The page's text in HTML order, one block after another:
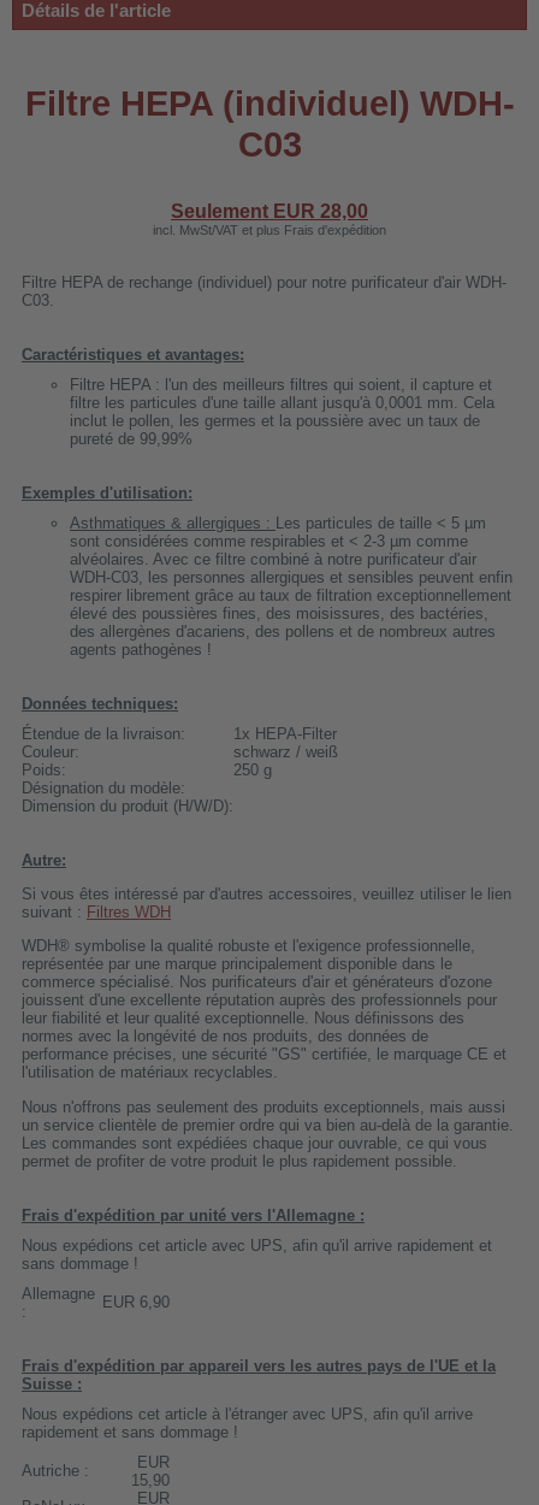
660b
C03
AF500B
Détails de l'article
Filtre HEPA (individuel) WDH-
C03
Seulement EUR 28,00
incl. MwSt/VAT et plus Frais d'expédition
Filtre HEPA de rechange (individuel) pour notre purificateur d'air WDH-
C03.
Caractéristiques et avantages:
Filtre HEPA : l'un des meilleurs filtres qui soient, il capture et
filtre les particules d'une taille allant jusqu'à 0,0001 mm. Cela
inclut le pollen, les germes et la poussière avec un taux de
pureté de 99,99%
Exemples d'utilisation:
Asthmatiques & allergiques : Les particules de taille < 5 µm
sont considérées comme respirables et < 2-3 µm comme
alvéolaires. Avec ce filtre combiné à notre purificateur d'air
WDH-C03, les personnes allergiques et sensibles peuvent enfin
respirer librement grâce au taux de filtration exceptionnellement
élevé des poussières fines, des moisissures, des bactéries,
des allergènes d'acariens, des pollens et de nombreux autres
agents pathogènes !
Données techniques:
Étendue de la livraison:
1x HEPA-Filter
Couleur:
schwarz / weiß
Poids:
250 g
Désignation du modèle:
Dimension du produit (H/W/D):
Autre:
Si vous êtes intéressé par d'autres accessoires, veuillez utiliser le lien
suivant : Filtres WDH
WDH® symbolise la qualité robuste et l'exigence professionnelle,
représentée par une marque principalement disponible dans le
commerce spécialisé. Nos purificateurs d'air et générateurs d'ozone
jouissent d'une excellente réputation auprès des professionnels pour
leur fiabilité et leur qualité exceptionnelle. Nous définissons des
normes avec la longévité de nos produits, des données de
performance précises, une sécurité "GS" certifiée, le marquage CE et
l'utilisation de matériaux recyclables.
Nous n'offrons pas seulement des produits exceptionnels, mais aussi
un service clientèle de premier ordre qui va bien au-delà de la garantie.
Les commandes sont expédiées chaque jour ouvrable, ce qui vous
permet de profiter de votre produit le plus rapidement possible.
Frais d'expédition par unité vers l'Allemagne :
Nous expédions cet article avec UPS, afin qu'il arrive rapidement et
sans dommage !
Allemagne
:
EUR 6,90
Frais d'expédition par appareil vers les autres pays de l'UE et la
Suisse :
Nous expédions cet article à l'étranger avec UPS, afin qu'il arrive
rapidement et sans dommage !
Autriche :
EUR
15,90
EUR